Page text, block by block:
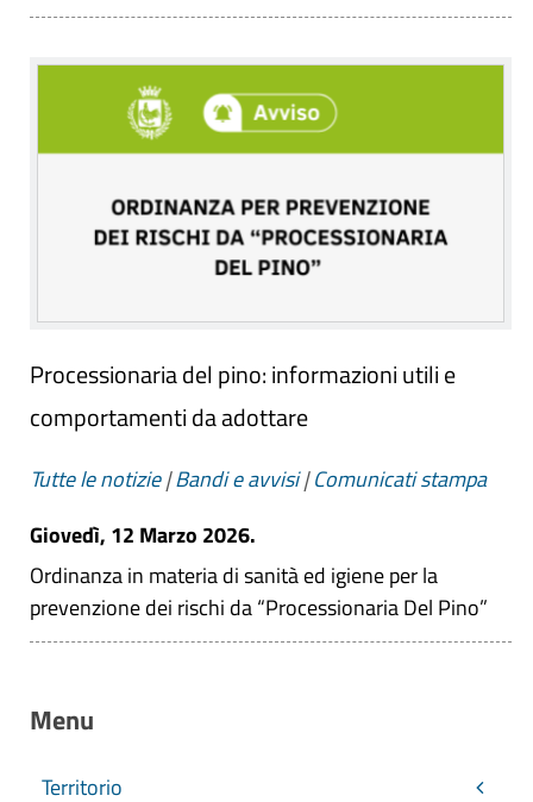
Processionaria del pino: informazioni utili e
comportamenti da adottare
Tutte le notizie|Bandi e avvisi|Comunicati stampa
Giovedì, 12 Marzo 2026.
Ordinanza in materia di sanità ed igiene per la
prevenzione dei rischi da “Processionaria Del Pino”
Menu
Territorio